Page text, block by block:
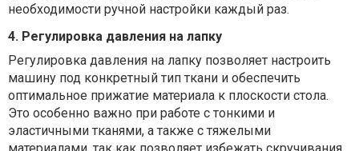
необходимости ручной настройки каждый раз.
4. Регулировка давления на лапку
Регулировка давления на лапку позволяет настроить
машину под конкретный тип ткани и обеспечить
оптимальное прижатие материала к плоскости стола.
Это особенно важно при работе с тонкими и
эластичными тканями, а также с тяжелыми